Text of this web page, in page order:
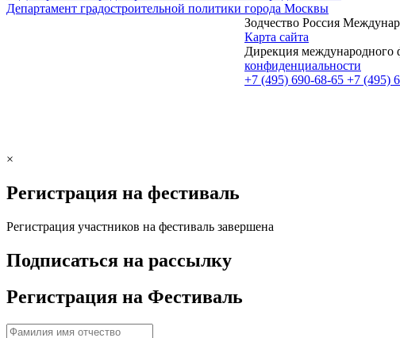
Департамент градостроительной политики города Москвы
Зодчество Россия
Карта сайта
Дирекция международного
конфиденциальности
+7 (495) 690-68-65 +7 (495)
×
Регистрация на фестиваль
Регистрация участников на фестиваль завершена
Подписаться на рассылку
Регистрация на Фестиваль